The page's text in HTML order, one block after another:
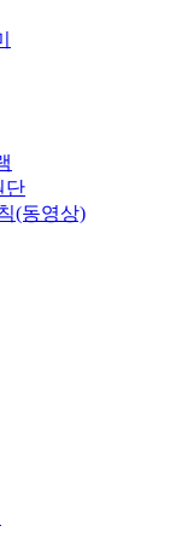
단
(동영상)